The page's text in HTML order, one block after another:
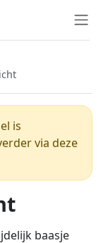
is
via deze
baasje